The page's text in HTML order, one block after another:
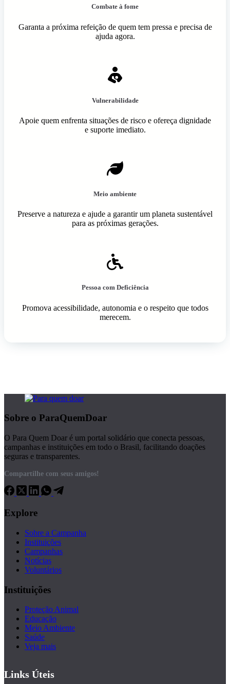
Combate à fome
Garanta a próxima refeição de quem tem pressa e precisa de
ajuda agora.
Vulnerabilidade
Apoie quem enfrenta situações de risco e ofereça dignidade
e suporte imediato.
Meio ambiente
Preserve a natureza e ajude a garantir um planeta sustentável
para as próximas gerações.
Pessoa com Deficiência
Promova acessibilidade, autonomia e o respeito que todos
merecem.
Sobre o ParaQuemDoar
O Para Quem Doar é um portal solidário que conecta pessoas,
campanhas e instituições em todo o Brasil, facilitando doações
seguras e transparentes.
Compartilhe com seus amigos!
Explore
Sobre a Campanha
Instituições
Campanhas
Notícias
Voluntários
Instituições
Proteção Animal
Educação
Meio Ambiente
Saúde
Veja mais
Links Úteis